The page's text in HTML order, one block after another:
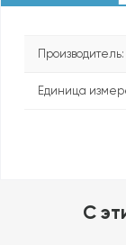
Производитель:
Единица
C